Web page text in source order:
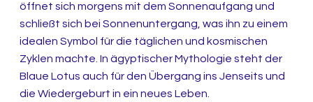
öffnet sich morgens mit dem Sonnenaufgang und
schließt sich bei Sonnenuntergang, was ihn zu einem
idealen Symbol für die täglichen und kosmischen
Zyklen machte. In ägyptischer Mythologie steht der
Blaue Lotus auch für den Übergang ins Jenseits und
die Wiedergeburt in ein neues Leben.